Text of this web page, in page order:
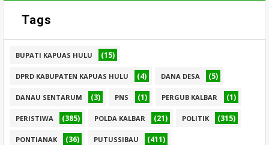
Tags
BUPATI KAPUAS HULU (15)
DPRD KABUPATEN KAPUAS HULU (4) DANA DESA (5)
DANAU SENTARUM (3) PNS (1) PERGUB KALBAR (1)
PERISTIWA (385) POLDA KALBAR (21) POLITIK (315)
PONTIANAK (36) PUTUSSIBAU (411)